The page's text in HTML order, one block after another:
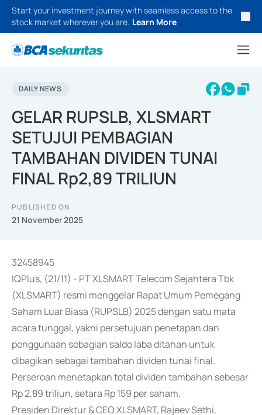
Start your investment journey with seamless access to the
stock market wherever you are. Learn More
DAILY NEWS
GELAR RUPSLB, XLSMART
SETUJUI PEMBAGIAN
TAMBAHAN DIVIDEN TUNAI
FINAL Rp2,89 TRILIUN
PUBLISHED ON
21 November 2025
32458945
IQPlus, (21/11) - PT XLSMART Telecom Sejahtera Tbk
(XLSMART) resmi menggelar Rapat Umum Pemegang
Saham Luar Biasa (RUPSLB) 2025 dengan satu mata
acara tunggal, yakni persetujuan penetapan dan
penggunaan sebagian saldo laba ditahan untuk
dibagikan sebagai tambahan dividen tunai final.
Perseroan menetapkan total dividen tambahan sebesar
Rp 2,89 triliun, setara Rp 159 per saham.
Presiden Direktur & CEO XLSMART, Rajeev Sethi,